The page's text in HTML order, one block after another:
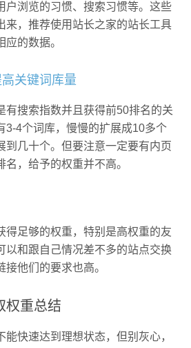
户浏览的习惯、搜索习惯等。这些
来，推荐使用站长之家的站长工具
的数据。
关键词库量
搜索指数并且获得前50排名的关
3-4个词库，慢慢的扩展成10多个
到几十个。但要注意一定要有内页
，给予的权重并不高。
足够的权重，特别是高权重的友
以和跟自己情况差不多的站点交换
他们的要求也高。
权重总结
快速达到理想状态，但别灰心，